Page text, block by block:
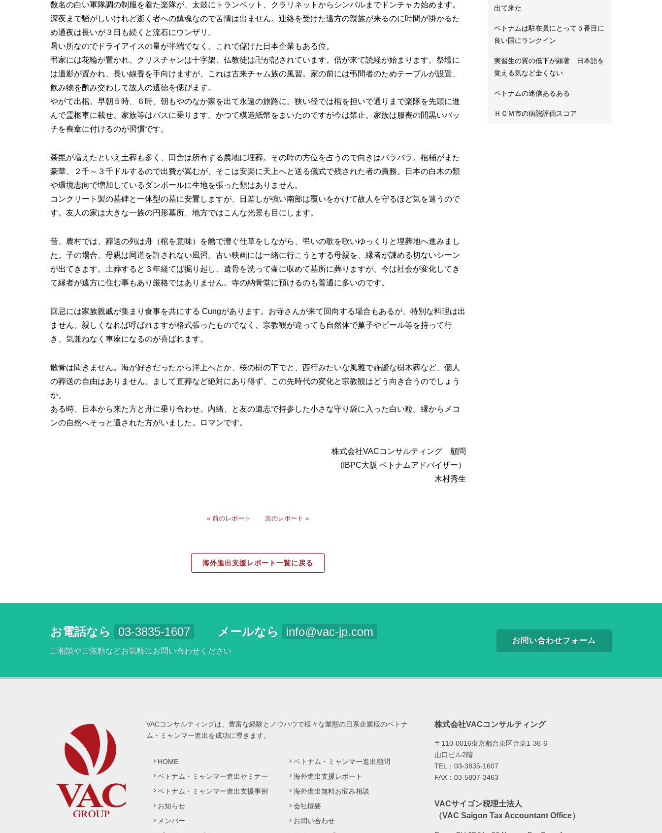
数名の白い軍隊調の制服を着た楽隊が、太鼓にトランペット、クラリネットからシンバルまでドンチャカ始めます。
深夜まで騒がしいけれど逝く者への鎮魂なので苦情は出ません。連絡を受けた遠方の親族が来るのに時間が掛かるた
め通夜は長いが３日も続くと流石にウンザリ。
暑い所なのでドライアイスの量が半端でなく。これで儲けた日本企業もある位。
弔家には花輪が置かれ、クリスチャンは十字架、仏教徒は卍が記されています。僧が来て読経が始まります。祭壇に
は遺影が置かれ、長い線香を手向けますが、これは古来チャム族の風習。家の前には弔問者のためテーブルが設置、
飲み物を酌み交わして故人の遺徳を偲びます。
やがて出棺。早朝５時、６時、朝もやのなか家を出て永遠の旅路に。狭い径では棺を担いで通りまで楽隊を先頭に進
んで霊柩車に載せ、家族等はバスに乗ります。かつて模造紙幣をまいたのですが今は禁止。家族は服喪の間黒いバッ
チを喪章に付けるのが習慣です。
荼毘が増えたといえ土葬も多く、田舎は所有する農地に埋葬。その時の方位を占うので向きはバラバラ。棺桶がまた
豪華、２千～３千ドルするので出費が嵩むが、そこは安楽に天上へと送る儀式で残された者の責務。日本の白木の類
や環境志向で増加しているダンボールに生地を張った類はありません。
コンクリート製の墓碑と一体型の墓に安置しますが、日差しが強い南部は覆いをかけて故人を守るほど気を遣うので
す。友人の家は大きな一族の円形墓所、地方ではこんな光景も目にします。
昔、農村では、葬送の列は舟（棺を意味）を艪で漕ぐ仕草をしながら、弔いの歌を歌いゆっくりと埋葬地へ進みまし
た。子の場合、母親は同道を許されない風習。古い映画には一緒に行こうとする母親を、縁者が諌める切ないシーン
が出てきます。土葬すると３年経てば掘り起し、遺骨を洗って壷に収めて墓所に葬りますが、今は社会が変化してき
て縁者が遠方に住む事もあり厳格ではありません。寺の納骨堂に預けるのも普通に多いのです。
回忌には家族親戚が集まり食事を共にする Cungがあります。お寺さんが来て回向する場合もあるが、特別な料理は出
ません。親しくなれば呼ばれますが格式張ったものでなく、宗教観が違っても自然体で菓子やビール等を持って行
き、気兼ねなく車座になるのが喜ばれます。
散骨は聞きません。海が好きだったから洋上へとか、桜の樹の下でと、西行みたいな風雅で静謐な樹木葬など、個人
の葬送の自由はありません。まして直葬など絶対にあり得ず、この先時代の変化と宗教観はどう向き合うのでしょう
か。
ある時、日本から来た方と舟に乗り合わせ。内緒、と友の遺志で持参した小さな守り袋に入った白い粒。縁からメコ
ンの自然へそっと還された方がいました。ロマンです。
株式会社VACコンサルティング 顧問
(IBPC大阪 ベトナムアドバイザー）
木村秀生
« 前のレポート 次のレポート »
海外進出支援レポート一覧に戻る
出て来た
ベトナムは駐在員にとって５番目に
良い国にランクイン
実習生の質の低下が顕著 日本語を
覚える気など全くない
ベトナムの迷信あるある
ＨＣＭ市の病院評価スコア
お電話なら 03-3835-1607 メールなら info@vac-jp.com
ご相談やご依頼などお気軽にお問い合わせください
お問い合わせフォーム
VACコンサルティングは、豊富な経験とノウハウで様々な業態の日系企業様のベトナ
ム・ミャンマー進出を成功に導きます。
HOME
ベトナム・ミャンマー進出顧問
ベトナム・ミャンマー進出セミナー
海外進出支援レポート
ベトナム・ミャンマー進出支援事例
海外進出無料お悩み相談
お知らせ
会社概要
メンバー
お問い合わせ
株式会社VACコンサルティング
〒110-0016東京都台東区台東1-36-6
山口ビル2階
TEL：03-3835-1607
FAX：03-5807-3463
VACサイゴン税理士法人
（VAC Saigon Tax Accountant Office）